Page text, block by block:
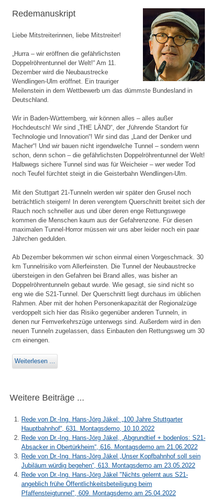
Redemanuskript
Liebe Mitstreiterinnen, liebe Mitstreiter!
„Hurra – wir eröffnen die gefährlichsten
Doppelröhrentunnel der Welt!“ Am 11.
Dezember wird die Neubaustrecke
Wendlingen-Ulm eröffnet. Ein trauriger
Meilenstein in dem Wettbewerb um das dümmste Bundesland in
Deutschland.
Wir in Baden-Württemberg, wir können alles – alles außer
Hochdeutsch! Wir sind „THE LÄND“, der „führende Standort für
Technologie und Innovation“! Wir sind das „Land der Denker und
Macher“! Und wir bauen nicht irgendwelche Tunnel – sondern wenn
schon, denn schon – die gefährlichsten Doppelröhrentunnel der Welt!
Halbwegs sichere Tunnel sind was für Weicheier – wer weder Tod
noch Teufel fürchtet steigt in die Geisterbahn Wendlingen-Ulm.
Mit den Stuttgart 21-Tunneln werden wir später den Grusel noch
beträchtlich steigern! In deren verengtem Querschnitt breitet sich der
Rauch noch schneller aus und über deren enge Rettungswege
kommen die Menschen kaum aus der Gefahrenzone. Für diesen
maximalen Tunnel-Horror müssen wir uns aber leider noch ein paar
Jährchen gedulden.
Ab Dezember bekommen wir schon einmal einen Vorgeschmack. 30
km Tunnelrisiko vom Allerfeinsten. Die Tunnel der Neubaustrecke
übersteigen in den Gefahren bei Brand alles, was bisher an
Doppelröhrentunneln gebaut wurde. Wie gesagt, sie sind nicht so
eng wie die S21-Tunnel. Der Querschnitt liegt durchaus im üblichen
Rahmen. Aber mit der hohen Personenkapazität der Regionalzüge
verdoppelt sich hier das Risiko gegenüber anderen Tunneln, in
denen nur Fernverkehrszüge unterwegs sind. Außerdem wird in den
neuen Tunneln zugelassen, dass Einbauten den Rettungsweg um 30
cm einengen.
Weiterlesen ...
Weitere Beiträge ...
Rede von Dr.-Ing. Hans-Jörg Jäkel: „100 Jahre Stuttgarter
Hauptbahnhof“, 631. Montagsdemo, 10.10.2022
Rede von Dr.-Ing. Hans-Jörg Jäkel, „Abgrundtief + bodenlos: S21-
Absacker in Obertürkheim“, 616. Montagsdemo am 21.06.2022
Rede von Dr.-Ing. Hans-Jörg Jäkel „Unser Kopfbahnhof soll sein
Jubiläum würdig begehen“, 613. Montagsdemo am 23.05.2022
Rede von Dr.-Ing. Hans-Jörg Jäkel "Nichts gelernt aus S21-
angeblich frühe Öffentlichkeitsbeteiligung beim
Pfaffensteigtunnel", 609. Montagsdemo am 25.04.2022